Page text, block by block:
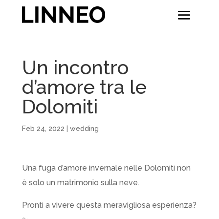
Un incontro
d’amore tra le
Dolomiti
Feb 24, 2022 wedding
Una fuga d’amore invernale nelle Dolomiti non
è solo un matrimonio sulla neve.
Pronti a vivere questa meravigliosa esperienza?